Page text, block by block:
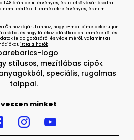
stílusos, mezítlábas cipők
speciális, rugalmas
talppal.
minket
48 órán belül érvényes, és az első vásárlásodra
nem leértékelt termékekre érvényes, és nem
Ön hozzájárul ahhoz, hogy e-mail címe bekerüljön
és hogy tájékoztatást kapjon termékeiről és
feldolgozásáról és védelméről, valamint az
itt találhatók